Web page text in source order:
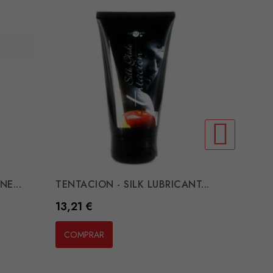
TENTACION - SILK LUBRICANT...
Preço
13,21 €
COMPRAR